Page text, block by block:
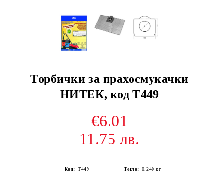
Торбички за прахосмукачки
НИТЕК, код Т449
€6.01
11.75 лв.
Код: Т449 Тегло: 0.240 кг